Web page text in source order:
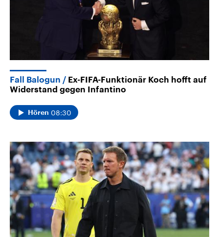
Fall Balogun
Ex-FIFA-Funktionär Koch hofft auf
Widerstand gegen Infantino
Hören 08:30